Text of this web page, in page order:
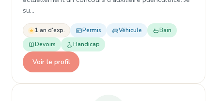
su…
1 an d'exp. Permis Véhicule
Bain
Devoirs
Handicap
Voir le profil